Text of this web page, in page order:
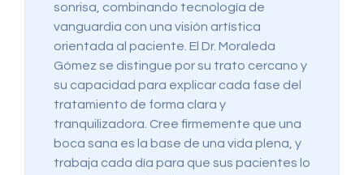
sonrisa, combinando tecnología de
vanguardia con una visión artística
orientada al paciente. El Dr. Moraleda
Gómez se distingue por su trato cercano y
su capacidad para explicar cada fase del
tratamiento de forma clara y
tranquilizadora. Cree firmemente que una
boca sana es la base de una vida plena, y
trabaja cada día para que sus pacientes lo